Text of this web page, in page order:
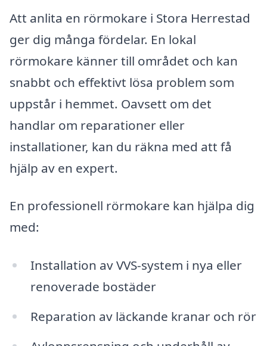
Att anlita en rörmokare i Stora Herrestad
ger dig många fördelar. En lokal
rörmokare känner till området och kan
snabbt och effektivt lösa problem som
uppstår i hemmet. Oavsett om det
handlar om reparationer eller
installationer, kan du räkna med att få
hjälp av en expert.
En professionell rörmokare kan hjälpa dig
med:
Installation av VVS-system i nya eller
renoverade bostäder
Reparation av läckande kranar och rör